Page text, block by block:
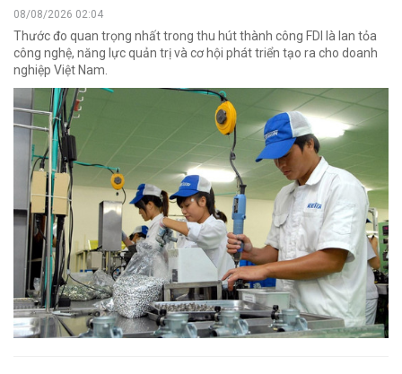
08/08/2026 02:04
Thước đo quan trọng nhất trong thu hút thành công FDI là lan tỏa
công nghệ, năng lực quản trị và cơ hội phát triển tạo ra cho doanh
nghiệp Việt Nam.